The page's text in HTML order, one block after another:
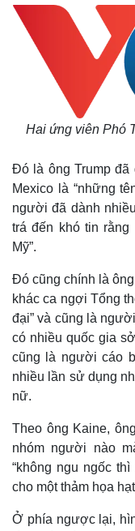
Hai ứng viên Phó
Đó là ông Trump
Mexico là “những
người đã dành
trá đến khó tin rằng
Mỹ”.
Đó cũng chính là
khác ca ngợi Tổng
đại” và cũng là
có nhiều quốc gia
cũng là người cáo
nhiều lần sử dụng
nữ.
Theo ông Kaine,
nhóm người nào
“không ngu ngốc
cho một thảm họa
Ở phía ngược lại,